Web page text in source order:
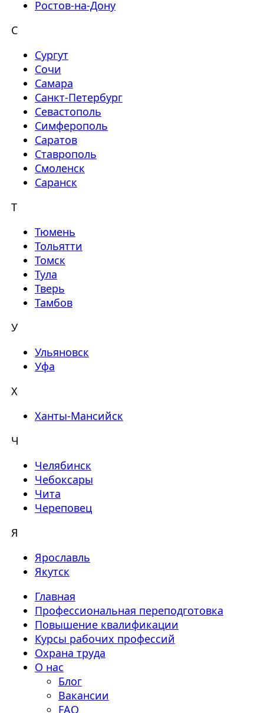
Ростов-на-Дону
С
Сургут
Сочи
Самара
Санкт-Петербург
Севастополь
Симферополь
Саратов
Ставрополь
Смоленск
Саранск
Т
Тюмень
Тольятти
Томск
Тула
Тверь
Тамбов
У
Ульяновск
Уфа
Х
Ханты-Мансийск
Ч
Челябинск
Чебоксары
Чита
Череповец
Я
Ярославль
Якутск
Главная
Профессиональная переподготовка
Повышение квалификации
Курсы рабочих профессий
Охрана труда
О нас
Блог
Вакансии
FAQ